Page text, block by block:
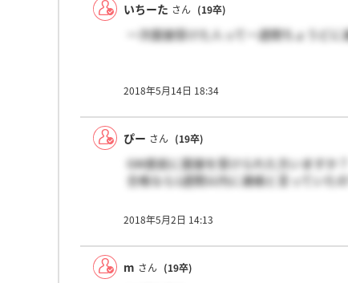
いちーた さん (19卒)
一次面接受けた人って一週間ちょうど
2018年5月14日 18:34
ぴー さん (19卒)
GW直前に面接を受けられた方いますか？
合格なら1週間以内に連絡と言っていた
2018年5月2日 14:13
m さん (19卒)